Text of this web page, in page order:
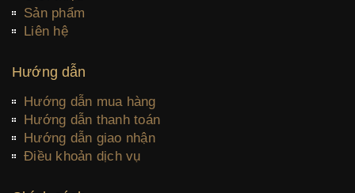
Sản phẩm
Liên hệ
Hướng dẫn
Hướng dẫn mua hàng
Hướng dẫn thanh toán
Hướng dẫn giao nhận
Điều khoản dịch vụ